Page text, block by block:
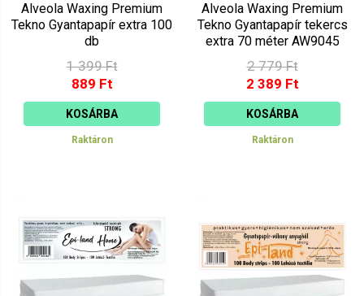
Alveola Waxing Premium
Tekno Gyantapapír extra 100
db
1 399 Ft
889 Ft
KOSÁRBA
Raktáron
Alveola Waxing Premium
Tekno Gyantapapír tekercs
extra 70 méter AW9045
2 779 Ft
2 389 Ft
KOSÁRBA
Raktáron